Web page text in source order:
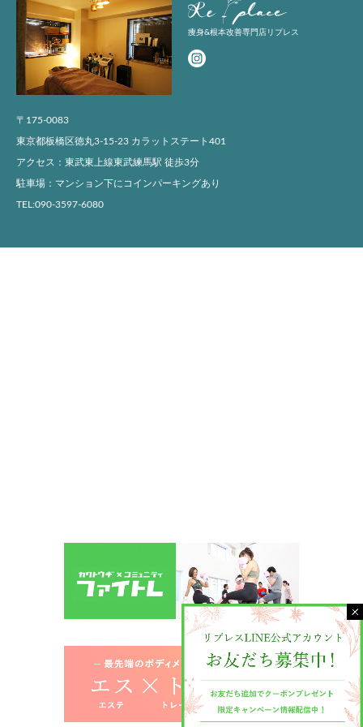
痩身&根本改善専門店リプレス
〒175-0083
東京都板橋区徳丸3-15-23 カラットステート401
アクセス：東武東上線東武練馬駅 徒歩3分
駐車場：マンション下にコインパーキングあり
TEL:090-3597-6080